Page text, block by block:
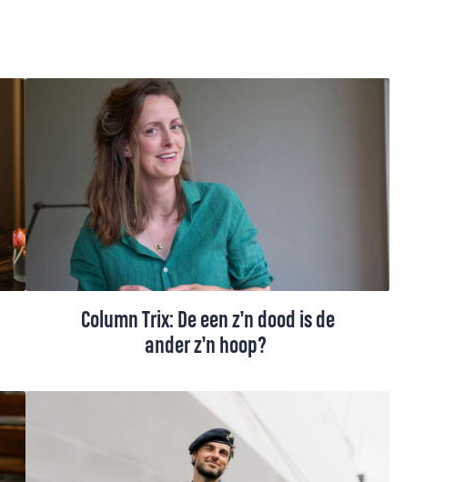
Column Trix: De een z’n dood is de
ander z’n hoop?
Afgelopen zomer ging Trix Vahl naar een
kunstzinnig en maatschappelijk betrokken
gebeuren in een grote stad in de buurt. Er
werd ook een soort kerkdienst gehouden,